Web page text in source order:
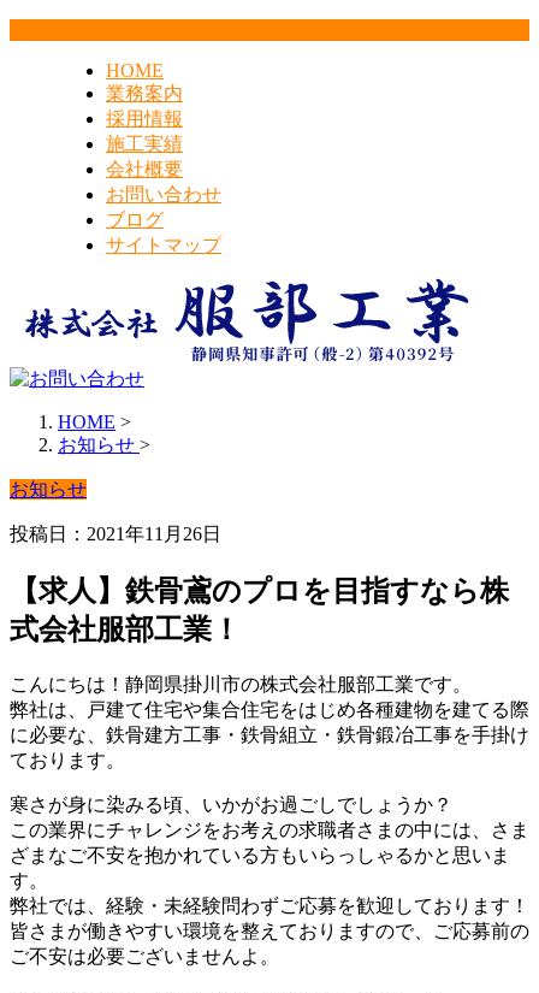
HOME
業務案内
採用情報
施工実績
会社概要
お問い合わせ
ブログ
サイトマップ
HOME >
お知らせ >
お知らせ
投稿日：2021年11月26日
【求人】鉄骨鳶のプロを目指すなら株
式会社服部工業！
こんにちは！静岡県掛川市の株式会社服部工業です。
弊社は、戸建て住宅や集合住宅をはじめ各種建物を建てる際
に必要な、鉄骨建方工事・鉄骨組立・鉄骨鍛冶工事を手掛け
ております。
寒さが身に染みる頃、いかがお過ごしでしょうか？
この業界にチャレンジをお考えの求職者さまの中には、さま
ざまなご不安を抱かれている方もいらっしゃるかと思いま
す。
弊社では、経験・未経験問わずご応募を歓迎しております！
皆さまが働きやすい環境を整えておりますので、ご応募前の
ご不安は必要ございませんよ。